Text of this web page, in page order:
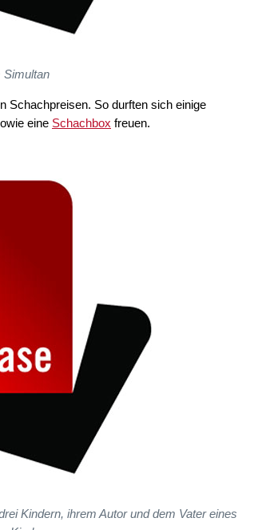
Simultan
Schachpreisen. So durften sich einige
eine Schachbox freuen.
Kindern, ihrem Autor und dem Vater eines